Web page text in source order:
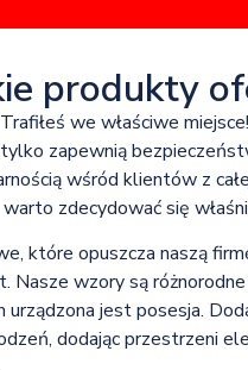
produkty
we właściwe
zapewnią
wśród klientów z
warto zdecydować się
które opuszcza naszą
wzory są
urządzona jest posesja.
dodając przestrzeni